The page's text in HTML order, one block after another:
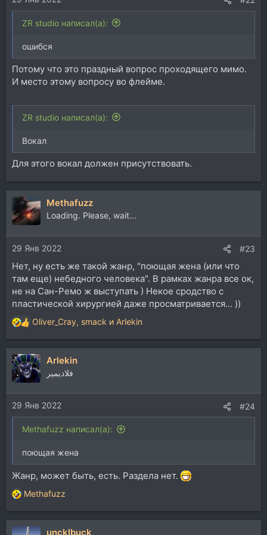
ZR studio написал(а):
ошибся
Потому что это праздный вопрос проходящего мимо.
И место этому вопросу во флейме.
ZR studio написал(а):
Вокал
Для этого вокал должен присутствовать.
Methafuzz
Loading. Please, wait...
29 Янв 2022 #23
Нет, ну есть же такой жанр, "поющая жена (или что
там еще) небедного человека". В рамках жанра все ок,
не на Сан-Ремо ж выступать ) Некое сродство с
пластической хирургией даже просматривается... ))
Р
е
а
к
ц
и
и
:
Oliver_Cray, smack и Arlekin
Arlekin
فلاديمير
29 Янв 2022 #24
Methafuzz написал(а):
поющая жена
Жанр, может быть, есть. Раздела нет.
Р
е
а
к
Methafuzz
uncklbuck